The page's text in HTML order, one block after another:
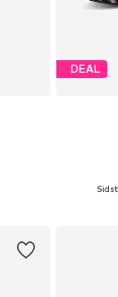
DEAL